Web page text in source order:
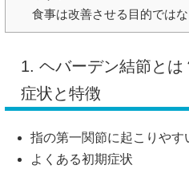
食事は改善させる目的では
1. ヘバーデン結節と
症状と特徴
指の第一関節に起こりやす
よくある初期症状